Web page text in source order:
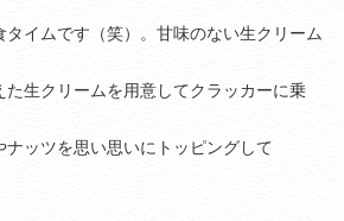
タイムです（笑）。甘味のない生クリーム
た生クリームを用意してクラッカーに乗
ナッツを思い思いにトッピングして